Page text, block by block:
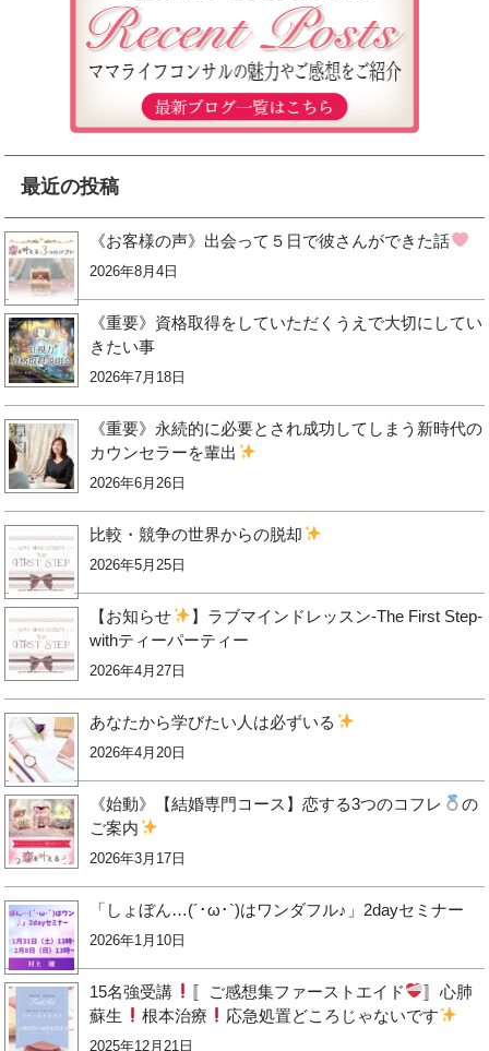
最近の投稿
《お客様の声》出会って５日で彼さんができた話
2026年8月4日
《重要》資格取得をしていただくうえで大切にしてい
きたい事
2026年7月18日
《重要》永続的に必要とされ成功してしまう新時代の
カウンセラーを輩出
2026年6月26日
比較・競争の世界からの脱却
2026年5月25日
【お知らせ
】ラブマインドレッスン-The First Step-
withティーパーティー
2026年4月27日
あなたから学びたい人は必ずいる
2026年4月20日
《始動》【結婚専門コース】恋する3つのコフレ
の
ご案内
2026年3月17日
「しょぼん…(´･ω･`)はワンダフル♪」2dayセミナー
2026年1月10日
15名強受講 〚ご感想集ファーストエイド
〛心肺
蘇生
根本治療 応急処置どころじゃないです
2025年12月21日